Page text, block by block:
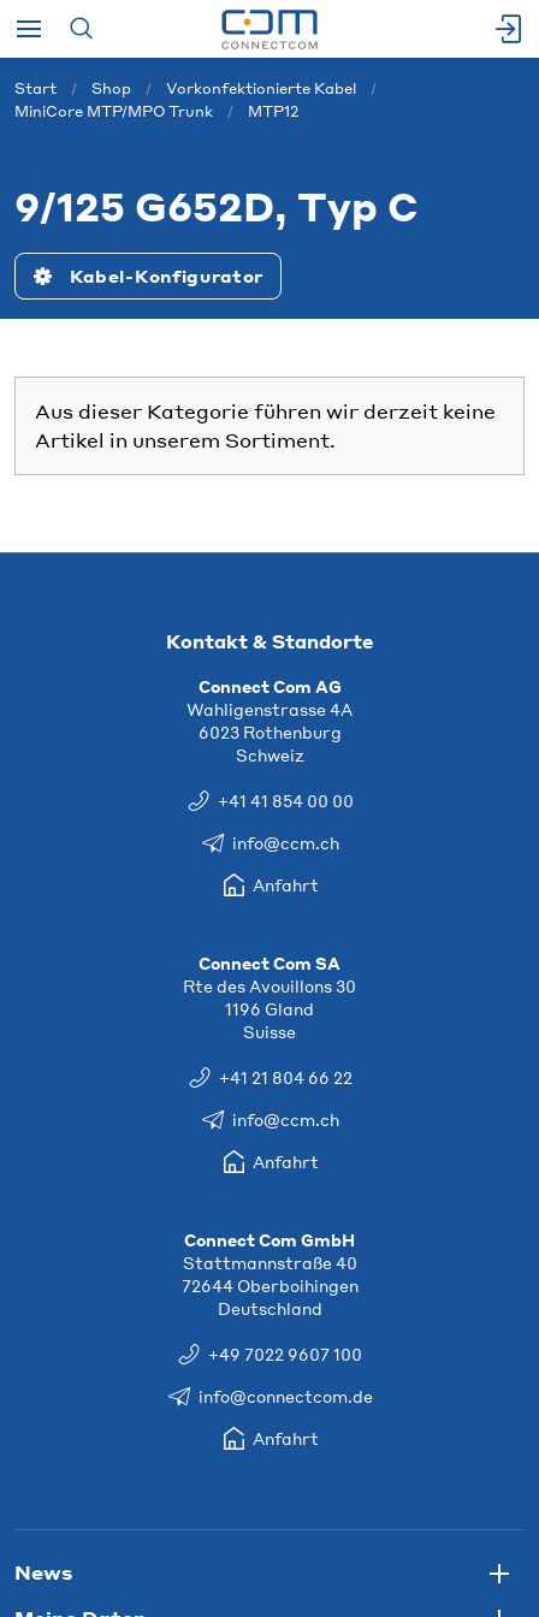
Start Shop
Vorkonfektionierte Kabel
MiniCore MTP/MPO Trunk
MTP12
9/125 G652D, Typ C
Kabel-Konfigurator
Aus dieser Kategorie führen wir derzeit keine
Artikel in unserem Sortiment.
Kontakt & Standorte
Connect Com AG
Wahligenstrasse 4A
6023 Rothenburg
Schweiz
+41 41 854 00 00
info@ccm.ch
Anfahrt
Connect Com SA
Rte des Avouillons 30
1196 Gland
Suisse
+41 21 804 66 22
info@ccm.ch
Anfahrt
Connect Com GmbH
Stattmannstraße 40
72644 Oberboihingen
Deutschland
+49 7022 9607 100
info@connectcom.de
Anfahrt
News